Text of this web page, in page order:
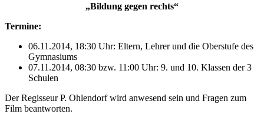
„Bildung gegen rechts“
Termine:
06.11.2014, 18:30 Uhr: Eltern, Lehrer und die Oberstufe des
Gymnasiums
07.11.2014, 08:30 bzw. 11:00 Uhr: 9. und 10. Klassen der 3
Schulen
Der Regisseur P. Ohlendorf wird anwesend sein und Fragen zum
Film beantworten.